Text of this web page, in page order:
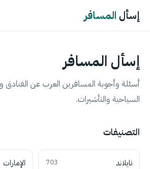
إسأل المسافر
إسأل المسافر
أسئلة وأجوبة المسافرين العرب عن الفنادق
السياحية والتأشيرات.
التصنيفات
تايلاند 703 الإمارات